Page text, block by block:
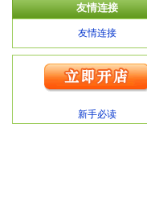
友情连接
友情连接
新手必读